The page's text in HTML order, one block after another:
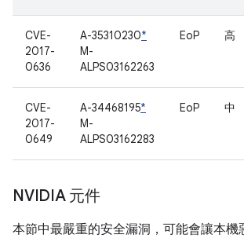
CVE-
2017-
0636
A-35310230*
M-
ALPS03162263
EoP 高
CVE-
2017-
0649
A-34468195*
M-
ALPS03162283
EoP 中
NVIDIA 元件
本節中最嚴重的安全漏洞，可能會讓本機